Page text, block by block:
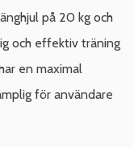
på 20 kg och
och effektiv träning
en maximal
för användare